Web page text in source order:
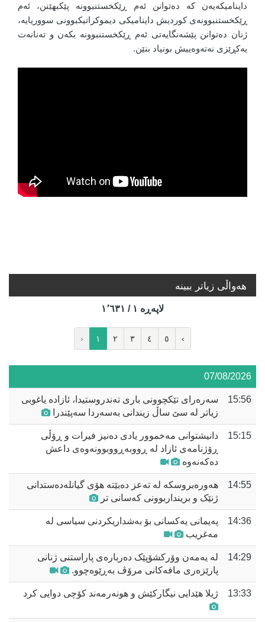
داینامیکەیەن کە دەتوانن ئەم ڕێکخستنبوونە پێکبهێنن، ئەم
ڕێکخستنبوونەی کوردیش داینامیکی دیموکراتیکبوونی سووریایە،
ژنان دەتوانن پێشەنگایەتی ئەم ڕێکخستنبوونە بکەن و تەنانەت
یەکڕێزی نەتەوەییش بونیاد بنێن.
هه‌واڵی زیاتر ببینە
لاپه‌ڕه‌ ١ / ١٬٦٣١
‹ ١ ٢ ٣ ٤ ٥ ›
07/08/2026
15:56
سەرەرای تێکچوونی باری تەندروستیدا، ئازادە یاغوبی
زیاتر لە سێ ساڵ زیندانی بەسەردا سەپێندرا
15:15
دانیشتوانی مەخموور یادی دەنیز فیرات و ڕۆڵی
ڕۆژنامەی ئازاد لە ڕووبەڕووبوونەوەی داعش
دەکەنەوە
14:55
هەورەبروسکە لە تەعز دەبێتە هۆی گیانلەدەستدانی
ژنێک و برینداربوونی کەسانی تر
14:36
پەیمانی یەکسانی بۆ بەشداریکردنی سیاسی لە
مەغریب
14:29
لە یەمەن وۆرکشۆپێک دەربارەی پاراستنی ژنانی
پارێزەری مافەکانی مرۆڤ بەڕێوەچوو.
13:33 ژیلا هێدایی نیگارکێش و هونەرمەند کۆچی دوایی کرد